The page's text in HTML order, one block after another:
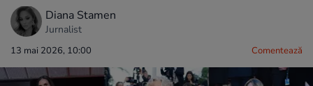
Diana Stamen
Jurnalist
13 mai 2026, 10:00 Comentează